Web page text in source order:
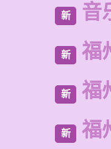
新 音
新 福
新 福
新 福